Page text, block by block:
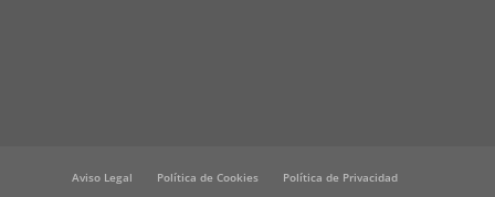
Aviso Legal Política de Cookies Política de Privacidad